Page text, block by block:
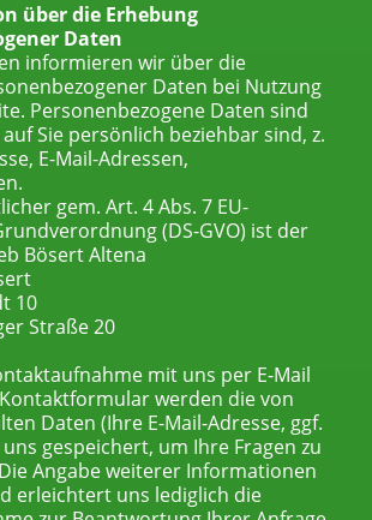
über die Erhebung
Daten
informieren wir über die
Daten bei Nutzung
Personenbezogene Daten sind
Sie persönlich beziehbar sind, z.
E-Mail-Adressen,
gem. Art. 4 Abs. 7 EU-
(DS-GVO) ist der
Bösert Altena
10
Straße 20
mit uns per E-Mail
werden die von
Daten (Ihre E-Mail-Adresse, ggf.
gespeichert, um Ihre Fragen zu
Angabe weiterer Informationen
erleichtert uns lediglich die